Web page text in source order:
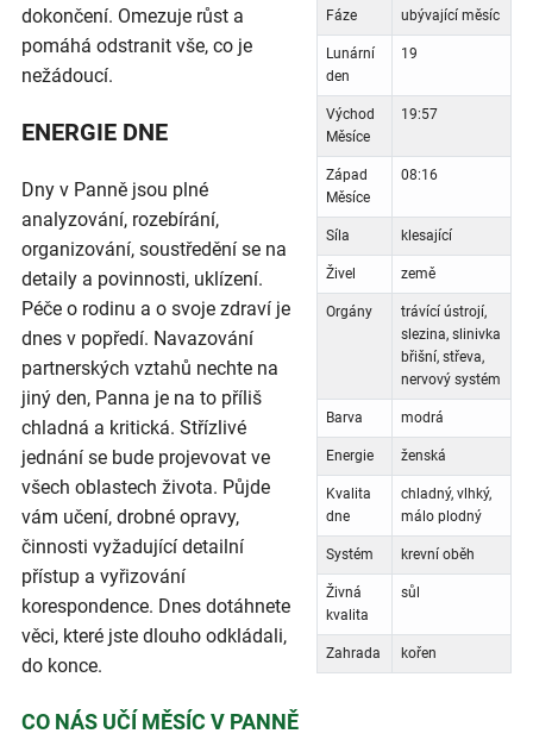
Fáze ubývající měsíc
Lunární
den
19
Východ
Měsíce
19:57
Západ
Měsíce
08:16
Síla klesající
Živel země
Orgány
trávící ústrojí,
slezina, slinivka
břišní, střeva,
nervový systém
Barva modrá
Energie ženská
Kvalita
dne
chladný, vlhký,
málo plodný
Systém krevní oběh
Živná
kvalita
sůl
Zahrada kořen
dokončení. Omezuje růst a
pomáhá odstranit vše, co je
nežádoucí.
ENERGIE DNE
Dny v Panně jsou plné
analyzování, rozebírání,
organizování, soustředění se na
detaily a povinnosti, uklízení.
Péče o rodinu a o svoje zdraví je
dnes v popředí. Navazování
partnerských vztahů nechte na
jiný den, Panna je na to příliš
chladná a kritická. Střízlivé
jednání se bude projevovat ve
všech oblastech života. Půjde
vám učení, drobné opravy,
činnosti vyžadující detailní
přístup a vyřizování
korespondence. Dnes dotáhnete
věci, které jste dlouho odkládali,
do konce.
CO NÁS UČÍ MĚSÍC V PANNĚ